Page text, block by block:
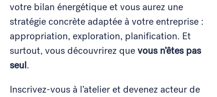
votre bilan énergétique et vous aurez une
stratégie concrète adaptée à votre entreprise :
appropriation, exploration, planification. Et
surtout, vous découvrirez quevous n’êtes pas
seul.
Inscrivez-vous à l’atelier et devenez acteur de